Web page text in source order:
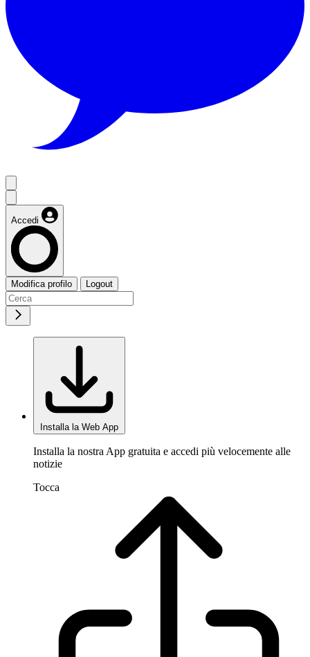
Accedi
Modifica profilo Logout
Installa la Web App
Installa la nostra App gratuita e accedi più velocemente alle
notizie
Tocca